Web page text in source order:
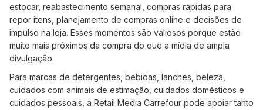
estocar, reabastecimento semanal, compras rápidas para
repor itens, planejamento de compras online e decisões de
impulso na loja. Esses momentos são valiosos porque estão
muito mais próximos da compra do que a mídia de ampla
divulgação.
Para marcas de detergentes, bebidas, lanches, beleza,
cuidados com animais de estimação, cuidados domésticos e
cuidados pessoais, a Retail Media Carrefour pode apoiar tanto